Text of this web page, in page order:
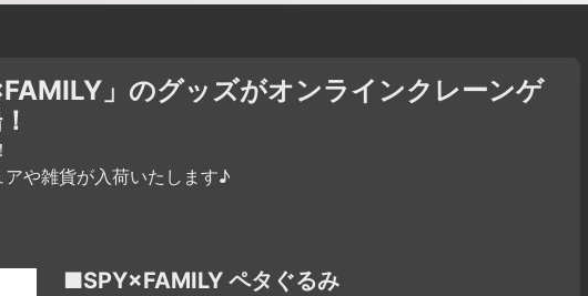
」のグッズがオンラインクレーンゲ
や雑貨が入荷いたします♪
■SPY×FAMILY ペタぐるみ